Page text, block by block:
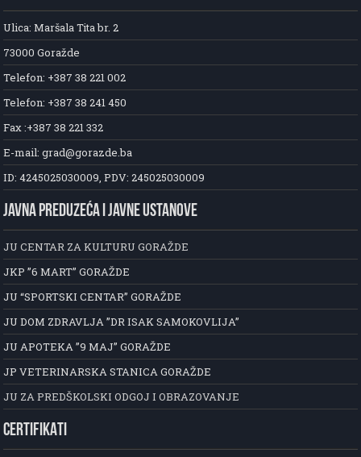
Ulica: Maršala Tita br. 2
73000 Goražde
Telefon: +387 38 221 002
Telefon: +387 38 241 450
Fax :+387 38 221 332
E-mail: grad@gorazde.ba
ID: 4245025030009, PDV: 245025030009
JAVNA PREDUZEĆA I JAVNE USTANOVE
JU CENTAR ZA KULTURU GORAŽDE
JKP ”6 MART” GORAŽDE
JU “SPORTSKI CENTAR” GORAŽDE
JU DOM ZDRAVLJA ”DR ISAK SAMOKOVLIJA”
JU APOTEKA ”9 MAJ” GORAŽDE
JP VETERINARSKA STANICA GORAŽDE
JU ZA PREDŠKOLSKI ODGOJ I OBRAZOVANJE
CERTIFIKATI